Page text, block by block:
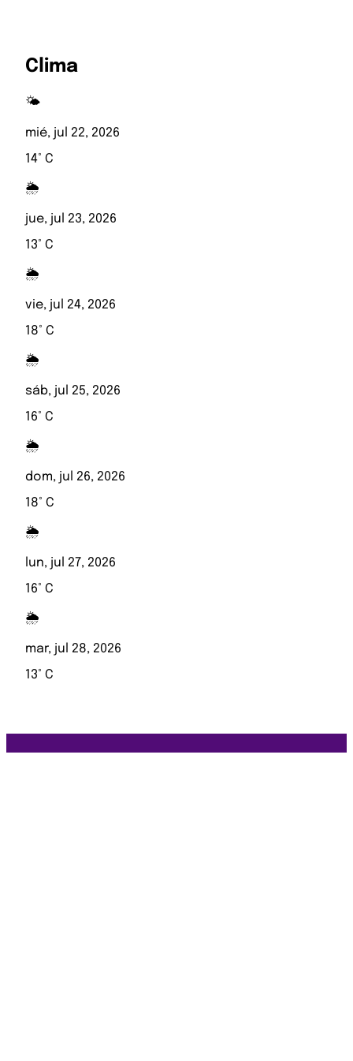
Clima
🌤️
mié, jul 22, 2026
14° C
🌦️
jue, jul 23, 2026
13° C
🌦️
vie, jul 24, 2026
18° C
🌦️
sáb, jul 25, 2026
16° C
🌦️
dom, jul 26, 2026
18° C
🌦️
lun, jul 27, 2026
16° C
🌦️
mar, jul 28, 2026
13° C